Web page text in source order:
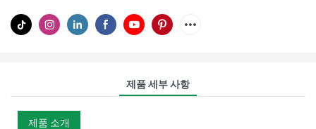
제품 세부 사항
제품 소개